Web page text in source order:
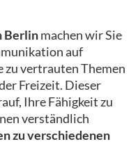
Berlinmachen wir Sie
auf
zu vertrauten Themen
Freizeit. Dieser
Ihre Fähigkeit zu
verständlich
zu verschiedenen